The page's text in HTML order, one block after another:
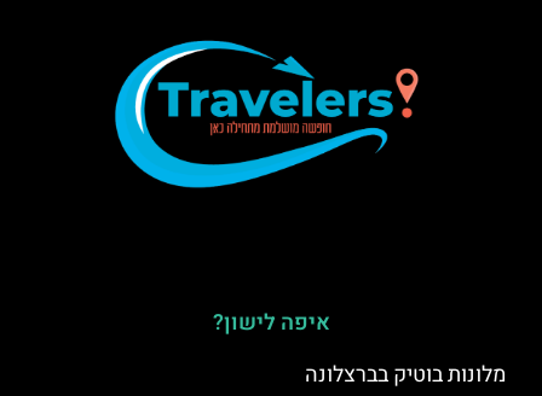
איפה לישון?
מלונות בוטיק בברצלונה